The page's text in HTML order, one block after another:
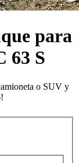
para
63 S
o SUV y